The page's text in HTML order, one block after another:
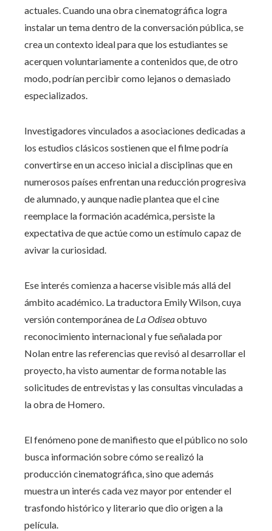
actuales. Cuando una obra cinematográfica logra
instalar un tema dentro de la conversación pública, se
crea un contexto ideal para que los estudiantes se
acerquen voluntariamente a contenidos que, de otro
modo, podrían percibir como lejanos o demasiado
especializados.
Investigadores vinculados a asociaciones dedicadas a
los estudios clásicos sostienen que el filme podría
convertirse en un acceso inicial a disciplinas que en
numerosos países enfrentan una reducción progresiva
de alumnado, y aunque nadie plantea que el cine
reemplace la formación académica, persiste la
expectativa de que actúe como un estímulo capaz de
avivar la curiosidad.
Ese interés comienza a hacerse visible más allá del
ámbito académico. La traductora Emily Wilson, cuya
versión contemporánea de La Odiseaobtuvo
reconocimiento internacional y fue señalada por
Nolan entre las referencias que revisó al desarrollar el
proyecto, ha visto aumentar de forma notable las
solicitudes de entrevistas y las consultas vinculadas a
la obra de Homero.
El fenómeno pone de manifiesto que el público no solo
busca información sobre cómo se realizó la
producción cinematográfica, sino que además
muestra un interés cada vez mayor por entender el
trasfondo histórico y literario que dio origen a la
película.